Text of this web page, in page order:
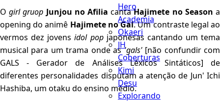
Hero
Academia
Okaeri
JH
Coberturas
Kimi
Desu
Explorando
O girl gruop Junjou no Afilia cantaHajimete no Season a
opening do animê Hajimete no Gal. Um contraste legal ao
vermos dez jovensidol popjaponesas cantando um tema
musical para um trama onde as'gals'[não confundir com
GALS - Gerador de Análises Léxicos Sintáticos] de
diferentes personalidades disputam a atenção de Jun' Ichi
Hashiba, um otaku do ensino médio.